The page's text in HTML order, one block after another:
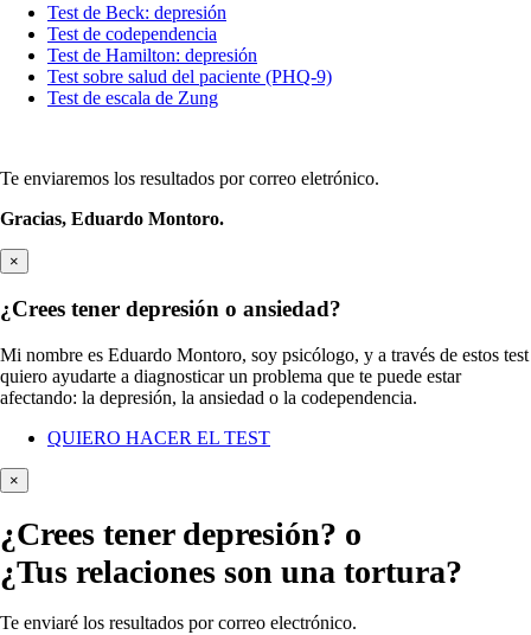
Test de Beck: depresión
Test de codependencia
Test de Hamilton: depresión
Test sobre salud del paciente (PHQ-9)
Test de escala de Zung
Te enviaremos los resultados por correo eletrónico.
Gracias, Eduardo Montoro.
×
¿Crees tener depresión o ansiedad?
Mi nombre es Eduardo Montoro, soy psicólogo, y a través de estos test
quiero ayudarte a diagnosticar un problema que te puede estar
afectando: la depresión, la ansiedad o la codependencia.
QUIERO HACER EL TEST
×
¿Crees tener depresión? o
¿Tus relaciones son una tortura?
Te enviaré los resultados por correo electrónico.